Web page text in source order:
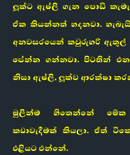
ලූක්ට ඇෂ්ලි ගැන පොඩි
ඒක කියන්නත් හදනවා. හැබැයි
අනවසරයෙන් කවුරුහරි ඇතුල්
පේන්න ගන්නවා. පිටතින්
නිසා ඇෂ්ලි, ලූක්ව ආරක්ෂා
මුලින්ම හිතෙන්නේ මේක
කඩාවැදීමක් කියලා. ඒත්
එළියට එන්නේ.